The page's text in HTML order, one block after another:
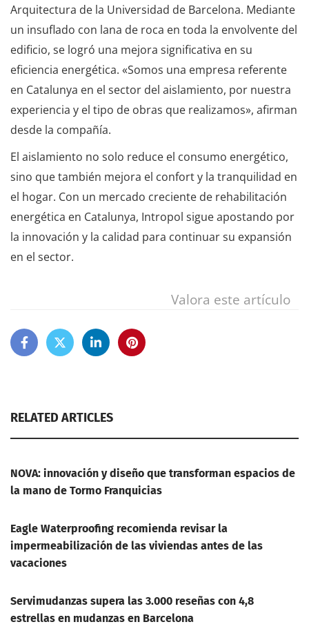
Arquitectura de la Universidad de Barcelona. Mediante
un insuflado con lana de roca en toda la envolvente del
edificio, se logró una mejora significativa en su
eficiencia energética. «Somos una empresa referente
en Catalunya en el sector del aislamiento, por nuestra
experiencia y el tipo de obras que realizamos», afirman
desde la compañía.
El aislamiento no solo reduce el consumo energético,
sino que también mejora el confort y la tranquilidad en
el hogar. Con un mercado creciente de rehabilitación
energética en Catalunya, Intropol sigue apostando por
la innovación y la calidad para continuar su expansión
en el sector.
Valora este artículo
RELATED ARTICLES
NOVA: innovación y diseño que transforman espacios de
la mano de Tormo Franquicias
Eagle Waterproofing recomienda revisar la
impermeabilización de las viviendas antes de las
vacaciones
Servimudanzas supera las 3.000 reseñas con 4,8
estrellas en mudanzas en Barcelona